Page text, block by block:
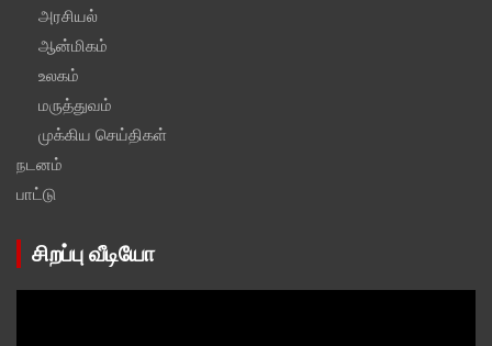
அரசியல்
ஆன்மிகம்
உலகம்
மருத்துவம்
முக்கிய செய்திகள்
நடனம்
பாட்டு
சிறப்பு வீடியோ